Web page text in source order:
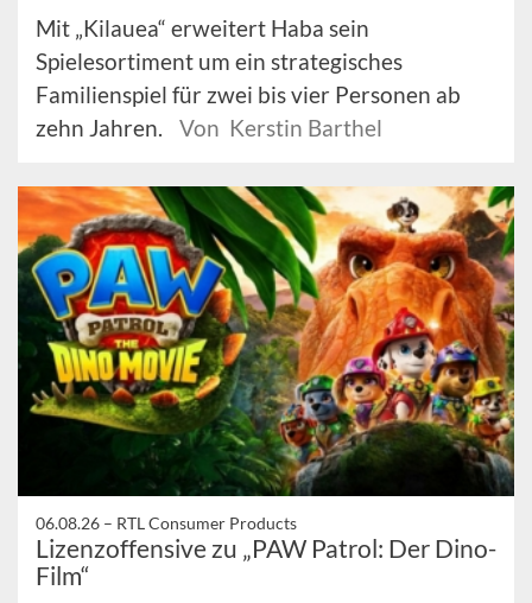
Mit „Kilauea“ erweitert Haba sein
Spielesortiment um ein strategisches
Familienspiel für zwei bis vier Personen ab
zehn Jahren.
Von Kerstin Barthel
06.08.26 – RTL Consumer Products
Lizenzoffensive zu „PAW Patrol: Der Dino-
Film“